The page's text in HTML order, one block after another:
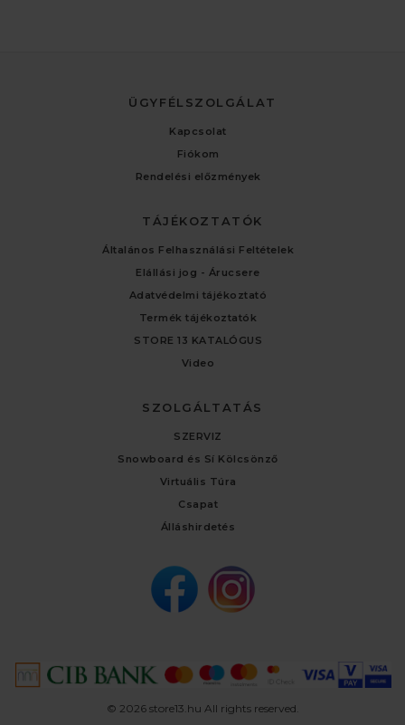
ÜGYFÉLSZOLGÁLAT
Kapcsolat
Fiókom
Rendelési előzmények
TÁJÉKOZTATÓK
Általános Felhasználási Feltételek
Elállási jog - Árucsere
Adatvédelmi tájékoztató
Termék tájékoztatók
STORE 13 KATALÓGUS
Video
SZOLGÁLTATÁS
SZERVIZ
Snowboard és Sí Kölcsönző
Virtuális Túra
Csapat
Álláshirdetés
© 2026 store13.hu All rights reserved.